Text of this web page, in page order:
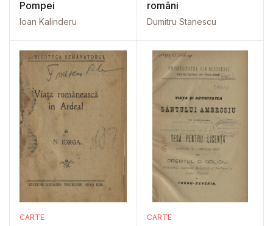
Pompei
Ioan Kalinderu
români
Dumitru Stanescu
CARTE CARTE